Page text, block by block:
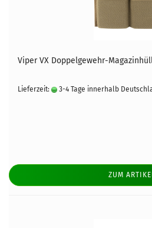
Viper VX Doppelgewehr-
Lieferzeit: 3-4 Tage innerhalb
ZUM